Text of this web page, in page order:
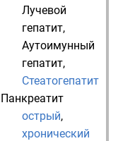
Лучевой
гепатит,
Аутоимунный
гепатит,
Стеатогепатит
Панкреатит
острый,
хронический